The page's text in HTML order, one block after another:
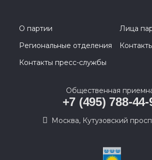
О партии
Лица
Региональные отделения
Контакты пресс-службы
Общественная
+7 (495) 788-44-
Москва, Кутузовский